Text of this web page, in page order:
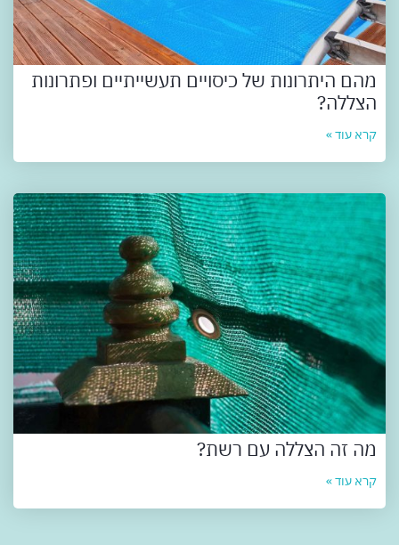
מהם היתרונות של כיסויים תעשייתיים ופתרונות
הצללה?
קרא עוד »
מה זה הצללה עם רשת?
קרא עוד »